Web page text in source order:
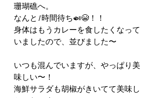
珊瑚礁へ。
なんと1時間待ち🍛😭！！
身体はもうカレーを食したくなって
いましたので、並びました〜
いつも混んでいますが、やっぱり美
味しい〜！
海鮮サラダも胡椒がきいてて美味し